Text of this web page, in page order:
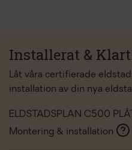
Installerat &
Låt våra certifierade
installation av din nya
ELDSTADSPLAN C500
Montering & installation